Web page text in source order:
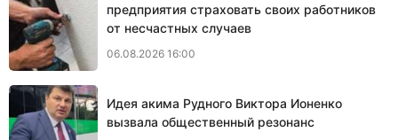
предприятия страховать своих работников
от несчастных случаев
06.08.2026 16:00
Идея акима Рудного Виктора Ионенко
вызвала общественный резонанс